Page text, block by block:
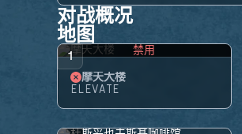
对战概况
地图
1 禁用
摩天大楼
ELEVATE